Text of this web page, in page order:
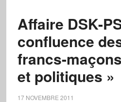
Affaire DSK-
confluence
francs-
et politiques »
17 NOVEMBRE 2011